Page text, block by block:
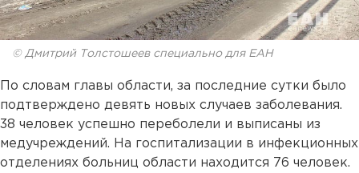
© Дмитрий Толстошеев специально для ЕАН
По словам главы области, за последние сутки было
подтверждено девять новых случаев заболевания.
38 человек успешно переболели и выписаны из
медучреждений. На госпитализации в инфекционных
отделениях больниц области находится 76 человек.